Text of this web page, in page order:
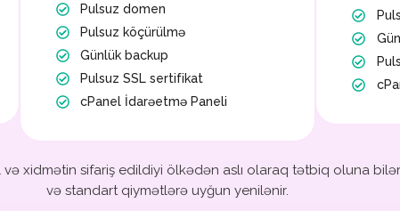
Pulsuz domen
Pulsuz köçürülmə
Günlük backup
Pulsuz SSL sertifikat
cPanel İdarəetmə Paneli
xidmətin sifariş edildiyi ölkədən aslı olaraq tətbiq oluna
və standart qiymətlərə uyğun yenilənir.